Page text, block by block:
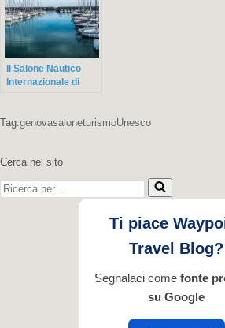
Il Salone Nautico
Internazionale di
Tag:genovasaloneturismoUnesco
Cerca nel sito
Ricerca
per
Ti piace
Travel Blog?
Segnalaci come fonte
su Google